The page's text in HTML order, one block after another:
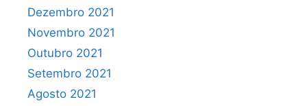
Dezembro 2021
Novembro 2021
Outubro 2021
Setembro 2021
Agosto 2021